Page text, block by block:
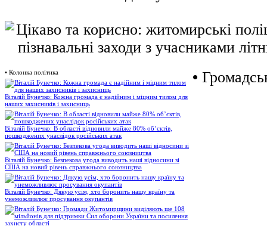
• Колонка політика
Віталій Бунечко: Кожна громада є надійним і міцним тилом для
наших захисників і захисниць
Віталій Бунечко: В області відновили майже 80% об’єктів,
пошкоджених унаслідок російських атак
Віталій Бунечко: Безпекова угода виводить наші відносини зі
США на новий рівень справжнього союзництва
Віталій Бунечко: Дякую усім, хто боронить нашу країну та
унеможливлює просування окупантів
•